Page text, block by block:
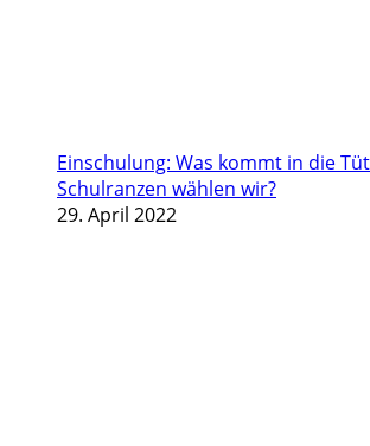
Einschulung: Was kommt in die
Schulranzen wählen wir?
29. April 2022